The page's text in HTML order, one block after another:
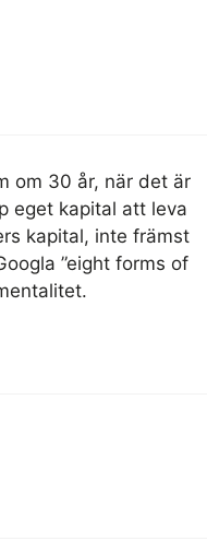
om 30 år, när det är
eget kapital att leva
kapital, inte främst
”eight forms of